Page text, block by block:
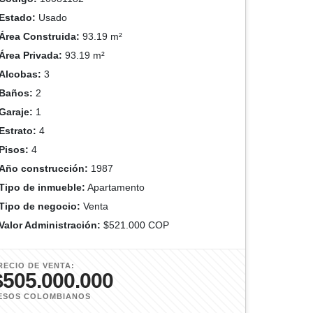
Usado
Construida: 93.19 m²
Privada: 93.19 m²
3
2
1
4
4
construcción: 1987
de inmueble: Apartamento
de negocio: Venta
Administración: $521.000 COP
DE VENTA:
COLOMBIANOS